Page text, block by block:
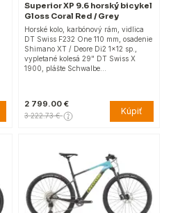
Superior XP 9.6 horský bicykel
Gloss Coral Red / Grey
Horské kolo, karbónový rám, vidlica
DT Swiss F232 One 110 mm, osadenie
Shimano XT / Deore Di2 1x12 sp.,
vypletané kolesá 29" DT Swiss X
1900, plášte Schwalbe…
2 799.00 €
3 222.73 € Kúpiť